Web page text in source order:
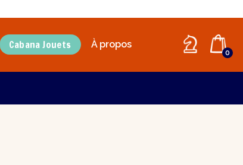
Cabana Jouets À propos
0